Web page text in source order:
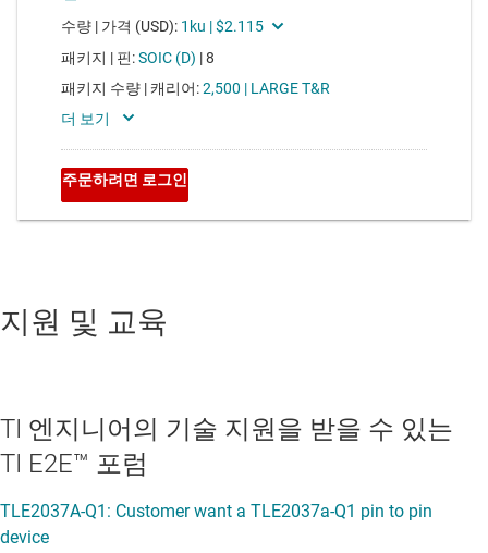
지원 및 교육
TI 엔지니어의 기술 지원을 받을 수 있는
TI E2E™ 포럼